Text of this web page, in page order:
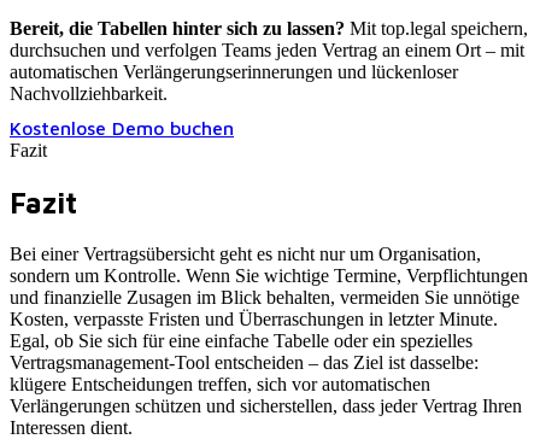
Bereit, die Tabellen hinter sich zu lassen? Mit top.legal speichern,
durchsuchen und verfolgen Teams jeden Vertrag an einem Ort – mit
automatischen Verlängerungserinnerungen und lückenloser
Nachvollziehbarkeit.
Kostenlose Demo buchen
Fazit
Fazit
Bei einer Vertragsübersicht geht es nicht nur um Organisation,
sondern um Kontrolle. Wenn Sie wichtige Termine, Verpflichtungen
und finanzielle Zusagen im Blick behalten, vermeiden Sie unnötige
Kosten, verpasste Fristen und Überraschungen in letzter Minute.
Egal, ob Sie sich für eine einfache Tabelle oder ein spezielles
Vertragsmanagement-Tool entscheiden – das Ziel ist dasselbe:
klügere Entscheidungen treffen, sich vor automatischen
Verlängerungen schützen und sicherstellen, dass jeder Vertrag Ihren
Interessen dient.